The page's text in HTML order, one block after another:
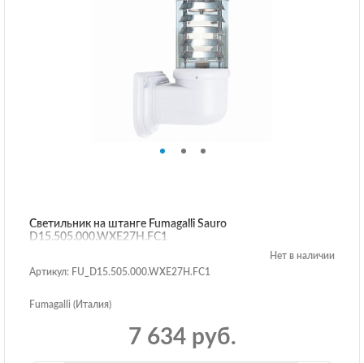
Светильник на штанге Fumagalli Sauro
D15.505.000.WXE27H.FC1
Нет в наличии
Артикул: FU_D15.505.000.WXE27H.FC1
Fumagalli (Италия)
7 634 руб.